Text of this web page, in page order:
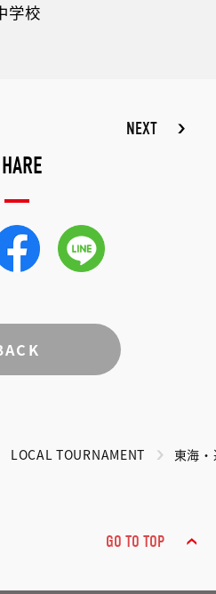
学校
NEXT
LOCAL TOURNAMENT 東海
GO TO TOP